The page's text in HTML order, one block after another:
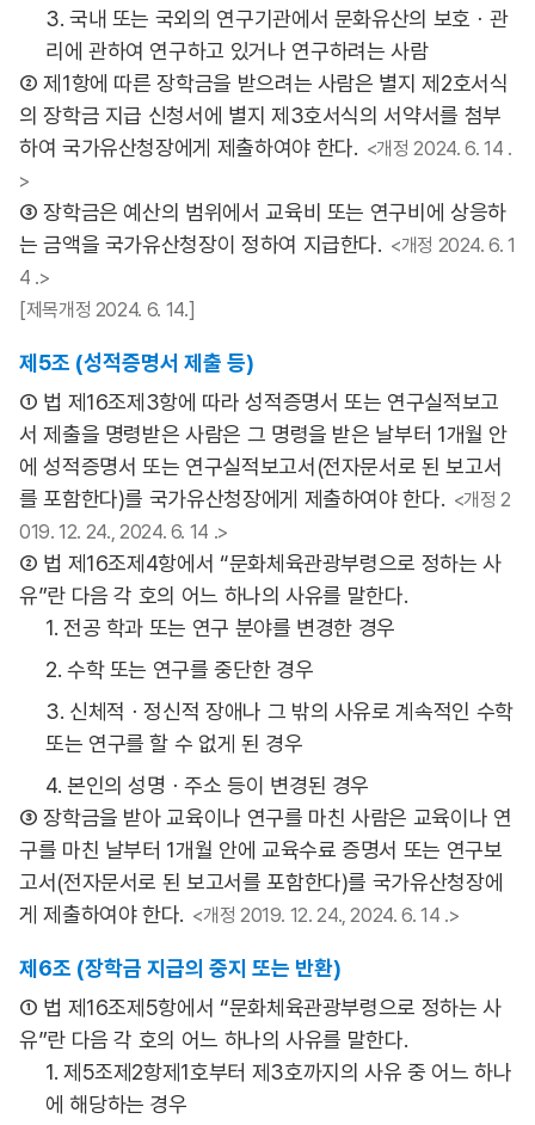
3. 국내 또는 국외의 연구기관에서 문화유산의 보호ㆍ관
리에 관하여 연구하고 있거나 연구하려는 사람
② 제1항에 따른 장학금을 받으려는 사람은 별지 제2호서식
의 장학금 지급 신청서에 별지 제3호서식의 서약서를 첨부
하여 국가유산청장에게 제출하여야 한다. <개정 2024. 6. 14 .
>
③ 장학금은 예산의 범위에서 교육비 또는 연구비에 상응하
는 금액을 국가유산청장이 정하여 지급한다. <개정 2024. 6. 1
4 .>
[제목개정 2024. 6. 14.]
제5조 (성적증명서 제출 등)
① 법 제16조제3항에 따라 성적증명서 또는 연구실적보고
서 제출을 명령받은 사람은 그 명령을 받은 날부터 1개월 안
에 성적증명서 또는 연구실적보고서(전자문서로 된 보고서
를 포함한다)를 국가유산청장에게 제출하여야 한다. <개정 2
019. 12. 24., 2024. 6. 14 .>
② 법 제16조제4항에서 “문화체육관광부령으로 정하는 사
유”란 다음 각 호의 어느 하나의 사유를 말한다.
1. 전공 학과 또는 연구 분야를 변경한 경우
2. 수학 또는 연구를 중단한 경우
3. 신체적ㆍ정신적 장애나 그 밖의 사유로 계속적인 수학
또는 연구를 할 수 없게 된 경우
4. 본인의 성명ㆍ주소 등이 변경된 경우
③ 장학금을 받아 교육이나 연구를 마친 사람은 교육이나 연
구를 마친 날부터 1개월 안에 교육수료 증명서 또는 연구보
고서(전자문서로 된 보고서를 포함한다)를 국가유산청장에
게 제출하여야 한다. <개정 2019. 12. 24., 2024. 6. 14 .>
제6조 (장학금 지급의 중지 또는 반환)
① 법 제16조제5항에서 “문화체육관광부령으로 정하는 사
유”란 다음 각 호의 어느 하나의 사유를 말한다.
1. 제5조제2항제1호부터 제3호까지의 사유 중 어느 하나
에 해당하는 경우